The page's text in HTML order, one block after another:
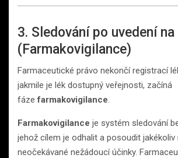
3. Sledování po uvedení
(Farmakovigilance)
Farmaceutické právo nekončí registrací
jakmile je lék dostupný veřejnosti, začíná
fázefarmakovigilance.
Farmakovigilance je systém sledování
jehož cílem je odhalit a posoudit jakékoliv
neočekávané nežádoucí účinky.